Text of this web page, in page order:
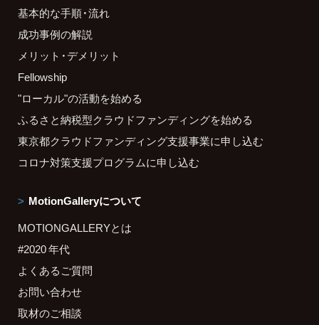
基本的な手順・流れ
成功事例の解説
メリット・デメリット
Fellowship
"ローカル"の活動を始める
ふるさと納税型クラウドファンディングを始める
東京都クラウドファンディング支援事業に申し込む
コロナ対策支援プログラムに申し込む
MotionGalleryについて
MOTIONGALLERYとは
#2020 年代
よくあるご質問
お問い合わせ
取材のご相談